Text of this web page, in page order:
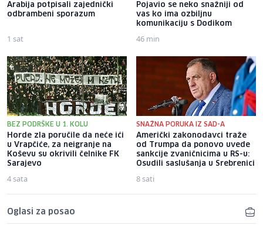
Arabija potpisali zajednički
odbrambeni sporazum
1 sat
Pojavio se neko snažniji od
vas ko ima ozbiljnu
komunikaciju s Dodikom
46 min
BEZ PODRŠKE U 1. KOLU
Horde zla poručile da neće ići
u Vrapčiće, za neigranje na
Koševu su okrivili čelnike FK
Sarajevo
4 sata
SNAŽNA PORUKA IZ SAD-A
Američki zakonodavci traže
od Trumpa da ponovo uvede
sankcije zvaničnicima u RS-u:
Osudili saslušanja u Srebrenici
8 sati
Oglasi za posao